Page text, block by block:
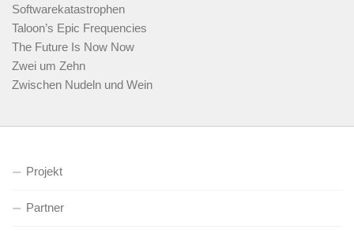
Softwarekatastrophen
Taloon’s Epic Frequencies
The Future Is Now Now
Zwei um Zehn
Zwischen Nudeln und Wein
Projekt
Partner